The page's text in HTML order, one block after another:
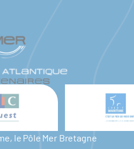
le Pôle Mer Bretagne